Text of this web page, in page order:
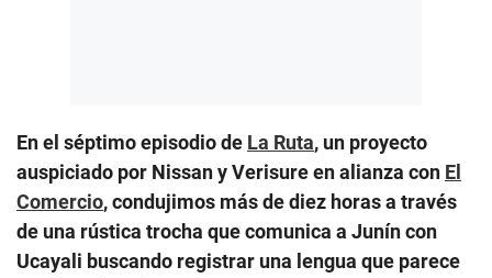
En el séptimo episodio de La Ruta, un proyecto
auspiciado por Nissan y Verisure en alianza con El
Comercio, condujimos más de diez horas a través
de una rústica trocha que comunica a Junín con
Ucayali buscando registrar una lengua que parece